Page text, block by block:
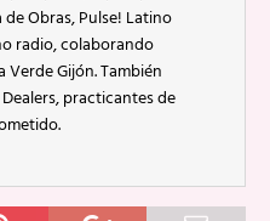
Obras, Pulse! Latino
radio, colaborando
Gijón. También
practicantes de